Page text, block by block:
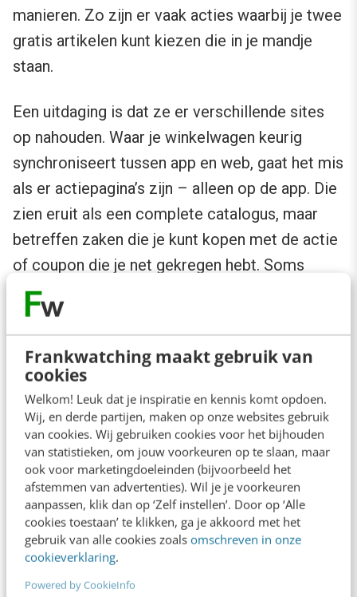
Frankwatching maakt gebruik van
cookies
Welkom! Leuk dat je inspiratie en kennis komt opdoen.
Wij, en derde partijen, maken op onze websites gebruik
van cookies. Wij gebruiken cookies voor het bijhouden
van statistieken, om jouw voorkeuren op te slaan, maar
ook voor marketingdoeleinden (bijvoorbeeld het
afstemmen van advertenties). Wil je je voorkeuren
aanpassen, klik dan op ‘Zelf instellen’. Door op ‘Alle
cookies toestaan’ te klikken, ga je akkoord met het
gebruik van alle cookies zoals omschreven in onze
cookieverklaring.
Powered by CookieInfo
manieren. Zo zijn er vaak acties waarbij je twee
gratis artikelen kunt kiezen die in je mandje
staan.
Een uitdaging is dat ze er verschillende sites
op nahouden. Waar je winkelwagen keurig
synchroniseert tussen app en web, gaat het mis
als er actiepagina’s zijn – alleen op de app. Die
zien eruit als een complete catalogus, maar
betreffen zaken die je kunt kopen met de actie
of coupon die je net gekregen hebt. Soms
binnen 4 uur, soms 24 of 48. Maar intussen
staat je winkelwagen in op de webpagina er
niet bij. De prijzen liggen soms iets hoger dan
gebruikelijk, maar niet opvallend.
De algoritmes
Natuurlijk is Temu vooral óók een databedrijf:
dit was een groot aandachtspunt van de critici,
die het met de veiligheid van gegevens niet zo
zagen zitten. Zelf zeggen ze die data te
gebruiken voor een betere koopervaring. Zo
zullen ze de catalogus aanpassen aan